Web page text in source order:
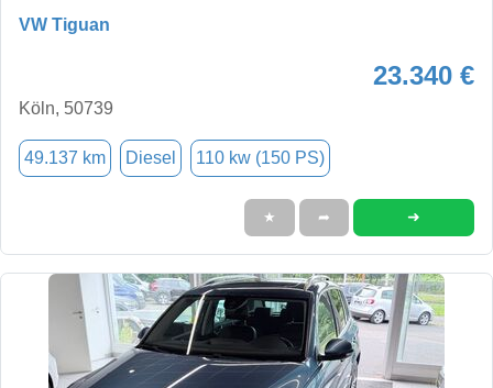
VW Tiguan
23.340 €
Köln, 50739
49.137 km Diesel 110 kw (150 PS)
★ ➦ ➜